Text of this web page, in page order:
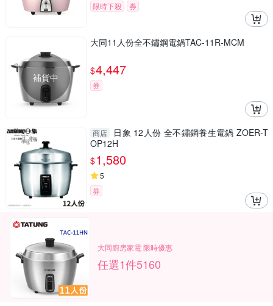
限時下殺
券
補貨中
大同11人份全不鏽鋼電鍋TAC-11R-MCM
$4,447
券
商店
日象 12人份 全不鏽鋼養生電鍋 ZOER-T
OP12H
$1,580
5
券
大同廚房家電 限時優惠
任選1件5160